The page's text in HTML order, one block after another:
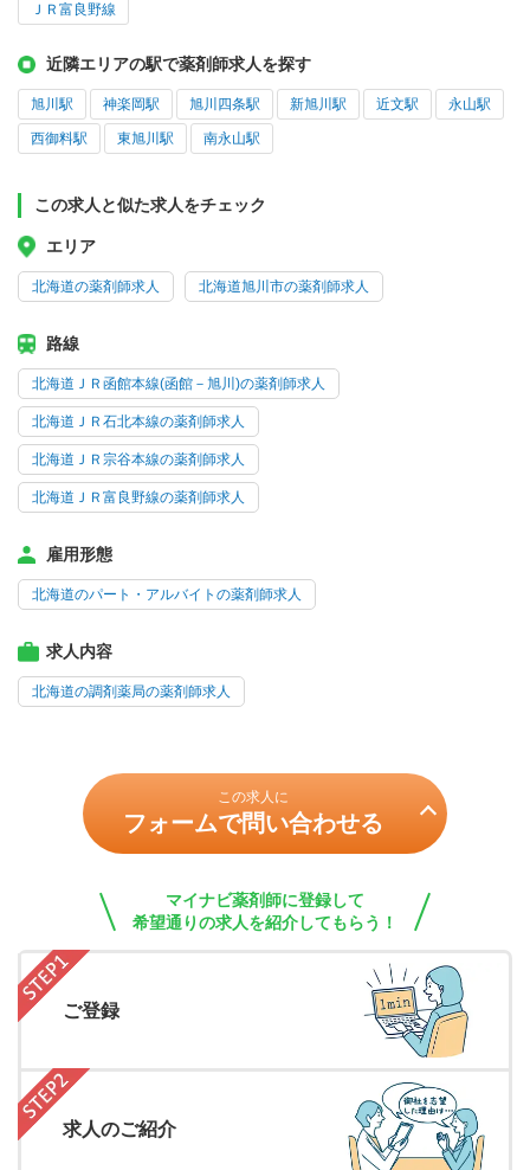
ＪＲ富良野線
近隣エリアの駅で薬剤師求人を探す
旭川駅 神楽岡駅 旭川四条駅 新旭川駅 近文駅 永山駅
西御料駅 東旭川駅 南永山駅
この求人と似た求人をチェック
エリア
北海道の薬剤師求人 北海道旭川市の薬剤師求人
路線
北海道ＪＲ函館本線(函館－旭川)の薬剤師求人
北海道ＪＲ石北本線の薬剤師求人
北海道ＪＲ宗谷本線の薬剤師求人
北海道ＪＲ富良野線の薬剤師求人
雇用形態
北海道のパート・アルバイトの薬剤師求人
求人内容
北海道の調剤薬局の薬剤師求人
この求人に
フォームで問い合わせる
マイナビ薬剤師に登録して
希望通りの求人を紹介してもらう！
ご登録
求人のご紹介